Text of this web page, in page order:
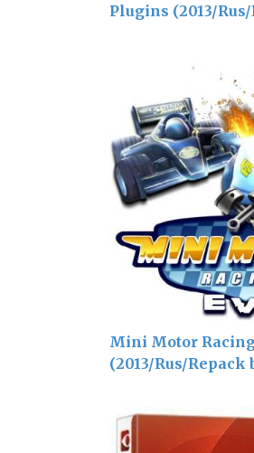
Plugins (2013/
Mini Motor Racing
(2013/Rus/Repack